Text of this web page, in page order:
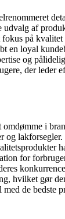
udvalg af
på
en loyal
og
der leder
i
og lakforsegler.
for
hvilket gør
de bedste